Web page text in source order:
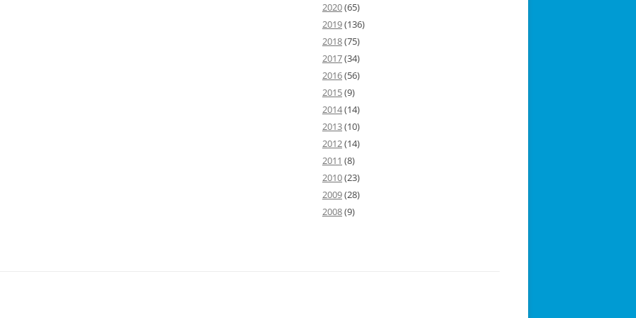
2020(65)
2019(136)
2018(75)
2017(34)
2016(56)
2015(9)
2014(14)
2013(10)
2012(14)
2011 (8)
2010(23)
2009(28)
2008(9)